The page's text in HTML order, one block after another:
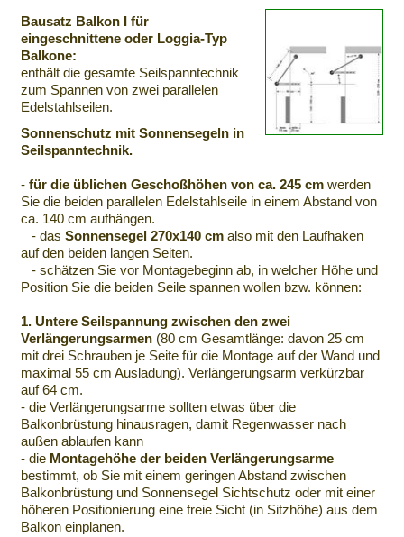
Bausatz Balkon I für
eingeschnittene oder Loggia-Typ
Balkone:
enthält die gesamte Seilspanntechnik
zum Spannen von zwei parallelen
Edelstahlseilen.
Sonnenschutz mit Sonnensegeln in
Seilspanntechnik.
- für die üblichen Geschoßhöhen von ca. 245 cm werden
Sie die beiden parallelen Edelstahlseile in einem Abstand von
ca. 140 cm aufhängen.
- das Sonnensegel 270x140 cm also mit den Laufhaken
auf den beiden langen Seiten.
- schätzen Sie vor Montagebeginn ab, in welcher Höhe und
Position Sie die beiden Seile spannen wollen bzw. können:
1. Untere Seilspannung zwischen den zwei
Verlängerungsarmen (80 cm Gesamtlänge: davon 25 cm
mit drei Schrauben je Seite für die Montage auf der Wand und
maximal 55 cm Ausladung). Verlängerungsarm verkürzbar
auf 64 cm.
- die Verlängerungsarme sollten etwas über die
Balkonbrüstung hinausragen, damit Regenwasser nach
außen ablaufen kann
- die Montagehöhe der beiden Verlängerungsarme
bestimmt, ob Sie mit einem geringen Abstand zwischen
Balkonbrüstung und Sonnensegel Sichtschutz oder mit einer
höheren Positionierung eine freie Sicht (in Sitzhöhe) aus dem
Balkon einplanen.